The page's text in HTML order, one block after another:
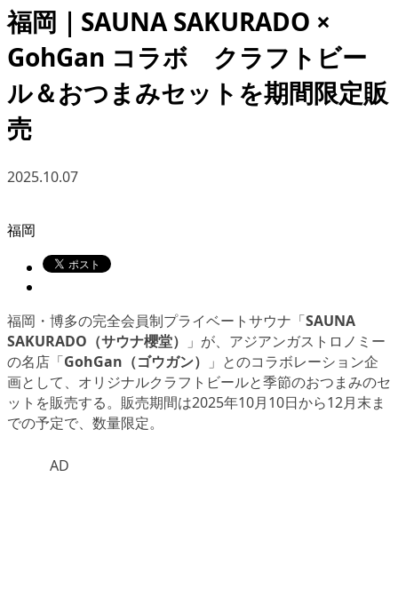
福岡｜SAUNA SAKURADO ×
GohGan コラボ クラフトビー
ル＆おつまみセットを期間限定販
売
2025.10.07
福岡
福岡・博多の完全会員制プライベートサウナ「SAUNA
SAKURADO（サウナ櫻堂）
」が、アジアンガストロノミー
の名店「GohGan（ゴウガン）
」とのコラボレーション企
画として、オリジナルクラフトビールと季節のおつまみのセ
ットを販売する。販売期間は2025年10月10日から12月末ま
での予定で、数量限定。
AD